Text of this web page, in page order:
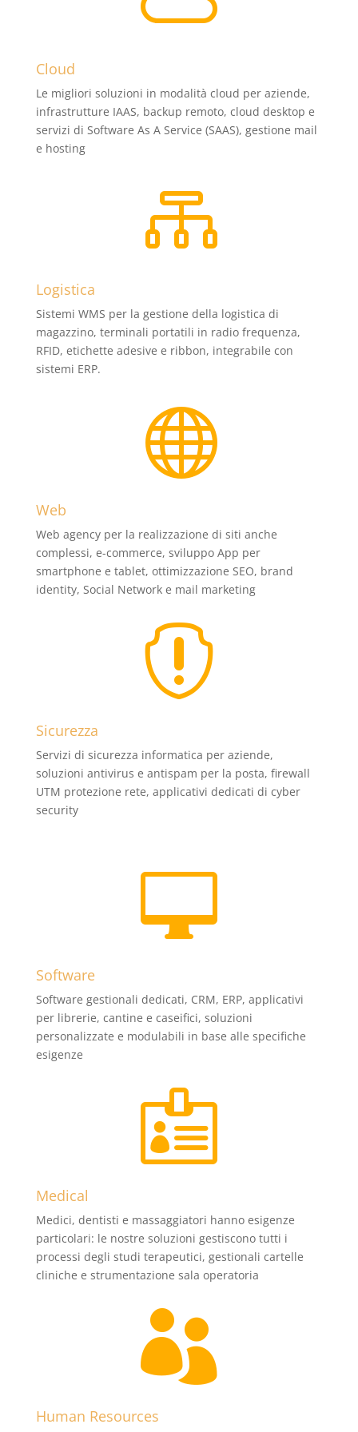
Cloud
Le migliori soluzioni in modalità cloud per aziende,
infrastrutture IAAS, backup remoto, cloud desktop e
servizi di Software As A Service (SAAS), gestione mail
e hosting

Logistica
Sistemi WMS per la gestione della logistica di
magazzino, terminali portatili in radio frequenza,
RFID, etichette adesive e ribbon, integrabile con
sistemi ERP.

Web
Web agency per la realizzazione di siti anche
complessi, e-commerce, sviluppo App per
smartphone e tablet, ottimizzazione SEO, brand
identity, Social Network e mail marketing

Sicurezza
Servizi di sicurezza informatica per aziende,
soluzioni antivirus e antispam per la posta, firewall
UTM protezione rete, applicativi dedicati di cyber
security

Software
Software gestionali dedicati, CRM, ERP, applicativi
per librerie, cantine e caseifici, soluzioni
personalizzate e modulabili in base alle specifiche
esigenze

Medical
Medici, dentisti e massaggiatori hanno esigenze
particolari: le nostre soluzioni gestiscono tutti i
processi degli studi terapeutici, gestionali cartelle
cliniche e strumentazione sala operatoria

Human Resources